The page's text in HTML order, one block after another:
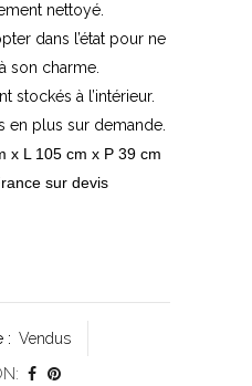
nettoyé.
dans l’état pour ne
son charme.
stockés à l’intérieur.
en plus sur demande.
x L 105 cm x P 39 cm
sur devis
: Vendus